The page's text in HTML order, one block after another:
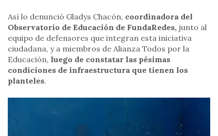
Así lo denunció Gladys Chacón, coordinadora del
Observatorio de Educación de FundaRedes, junto al
equipo de defensores que integran esta iniciativa
ciudadana, y a miembros de Alianza Todos por la
Educación, luego de constatar las pésimas
condiciones de infraestructura que tienen los
planteles.